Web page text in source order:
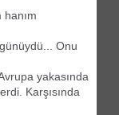
Onu
yakasında
Karşısında